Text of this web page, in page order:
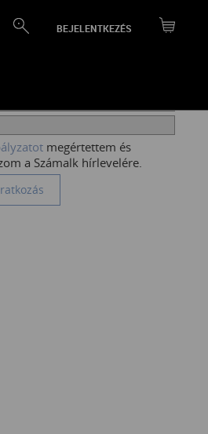
BEJELENTKEZÉS
megértettem és
a Számalk hírlevelére.